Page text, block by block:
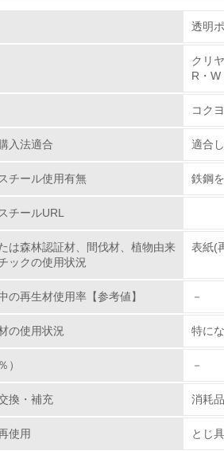
境取り組み体制
環境方針を持っている
環境対応の責任体制を定めている
環境問題に関する従業員教育を行っ
自社に関係する主要な環境法規制を
従業員が環境方針に基づいて自分
環境活動に関する規格やプログラ
物質に関する取り組み 透明
クリ
R・W
コクヨ
入法適合 適合
チール使用有無 鉄鋼
チールURL
は森林認証材、間伐材、植物由来
ックの使用状況
表紙(
の再生材使用率【参考値】 －
の使用状況 特に
） －
換・補充 消耗
使用 とじ